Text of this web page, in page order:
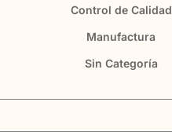
Control de Calidad
Manufactura
Sin Categoría